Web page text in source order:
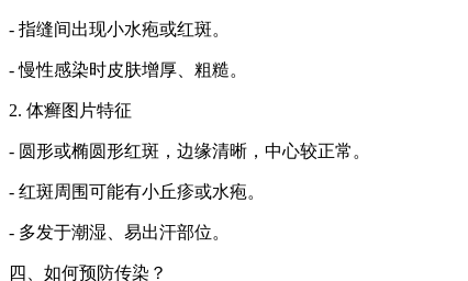
- 指缝间出现小水疱或红斑。
- 慢性感染时皮肤增厚、粗糙。
2. 体癣图片特征
- 圆形或椭圆形红斑，边缘清晰，中心较正常。
- 红斑周围可能有小丘疹或水疱。
- 多发于潮湿、易出汗部位。
四、如何预防传染？